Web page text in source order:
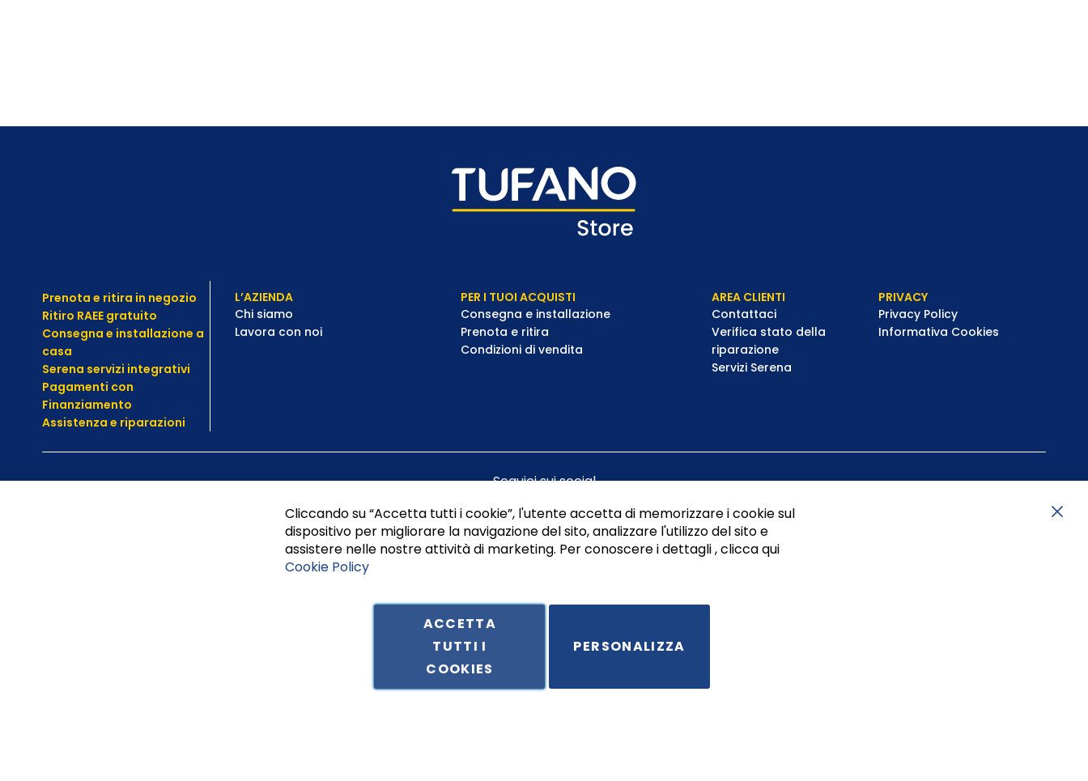
Prenota e ritira in negozio
Ritiro RAEE gratuito
Consegna e installazione a
casa
Serena servizi integrativi
Pagamenti con
Finanziamento
Assistenza e riparazioni
L’AZIENDA
Chi siamo
Lavora con noi
PER I TUOI ACQUISTI
Consegna e installazione
Prenota e ritira
Condizioni di vendita
AREA CLIENTI
Contattaci
Verifica stato della
riparazione
Servizi Serena
PRIVACY
Privacy Policy
Informativa Cookies
Seguici sui social
Tufano Teresa S.r.l’. Cap. Soc. i.v. € 312.000,00 - Sede legale in Via Principe di Piemonte 199, cap. 80026 Casoria (NA) - C.F. 05834470634 - P.I. 01465221214, iscritta alla C.C.I.A.A.
Cliccando su “Accetta tutti i cookie”, l'utente accetta di memorizzare i cookie sul
dispositivo per migliorare la navigazione del sito, analizzare l'utilizzo del sito e
assistere nelle nostre attività di marketing. Per conoscere i dettagli , clicca qui
Cookie Policy
ACCETTA
TUTTI I
COOKIES
PERSONALIZZA